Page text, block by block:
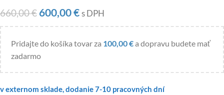
660,00€ 600,00€ s DPH
Pridajte do košíka tovar za 100,00€a dopravu budete mať
zadarmo
v externom sklade, dodanie 7-10 pracovných dní